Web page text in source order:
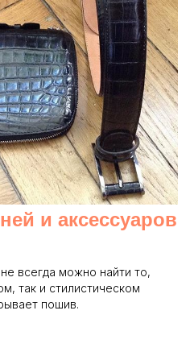
и аксессуаров
всегда можно найти то,
так и стилистическом
пошив.